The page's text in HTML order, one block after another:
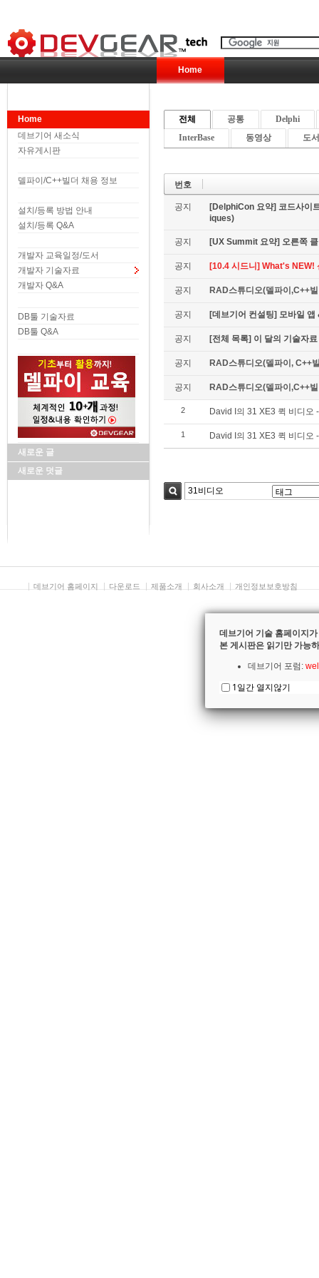
Home
Home
데브기어 새소식
자유게시판
델파이/C++빌더 채용 정보
설치/등록 방법 안내
설치/등록 Q&A
개발자 교육일정/도서
개발자 기술자료
개발자 Q&A
DB툴 기술자료
DB툴 Q&A
새로운 글
새로운 덧글
전체 공통
Delphi
InterBase
동영상 도
번호
공지
[DelphiCon 요약] 코드사이
iques)
공지 [UX Summit 요약] 오른쪽
공지 [10.4 시드니] What's NEW!
공지 RAD스튜디오(델파이,C++
공지 [데브기어 컨설팅] 모바일
공지 [전체 목록] 이 달의 기술자
공지 RAD스튜디오(델파이, C++
공지 RAD스튜디오(델파이,C++
2 David I의 31 XE3 퀵 비디오
1 David I의 31 XE3 퀵 비디오
데브기어 홈페이지 다운로드 제품소개 회사소개 개인정보보호방침
데브기어 기술 홈페이지
본 게시판은 읽기만 가능
데브기어 포럼:
1일간 열지않기